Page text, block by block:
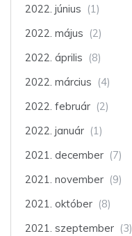
2022. június (1)
2022. május (2)
2022. április (8)
2022. március (4)
2022. február (2)
2022. január (1)
2021. december (7)
2021. november (9)
2021. október (8)
2021. szeptember (3)